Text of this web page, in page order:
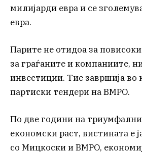
милијарди евра и се
евра.
Парите не отидоа за
за граѓаните и компаниите,
инвестиции. Тие завршија
партиски тендери на ВМРО.
По две години на триумфални
економски раст, вистината е
со Мицкоски и ВМРО,